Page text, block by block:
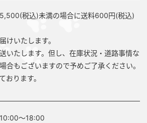
税込)未満の場合に送料600円(税込)
けいたします。
いたします。但し、在庫状況・道路事情な
合もございますので予めご了承ください。
おります。
～18:00